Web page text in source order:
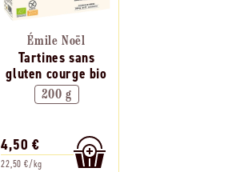
Émile Noël
Tartines sans
gluten courge bio
200 g
4,50 €
22,50 €/kg